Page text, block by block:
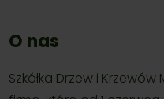
O nas
Szkółka Drzew i